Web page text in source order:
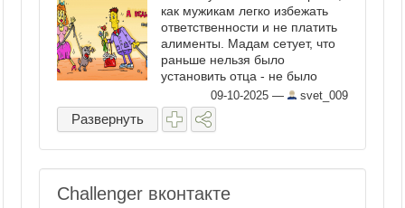
как мужикам легко избежать
ответственности и не платить
алименты. Мадам сетует, что
раньше нельзя было
установить отца - не было
генетической экспертизы, зато
теперь можно. Установить и
притянуть. Я вам так скажу.
09-10-2025 — svet_009
Развернуть
Challenger вконтакте